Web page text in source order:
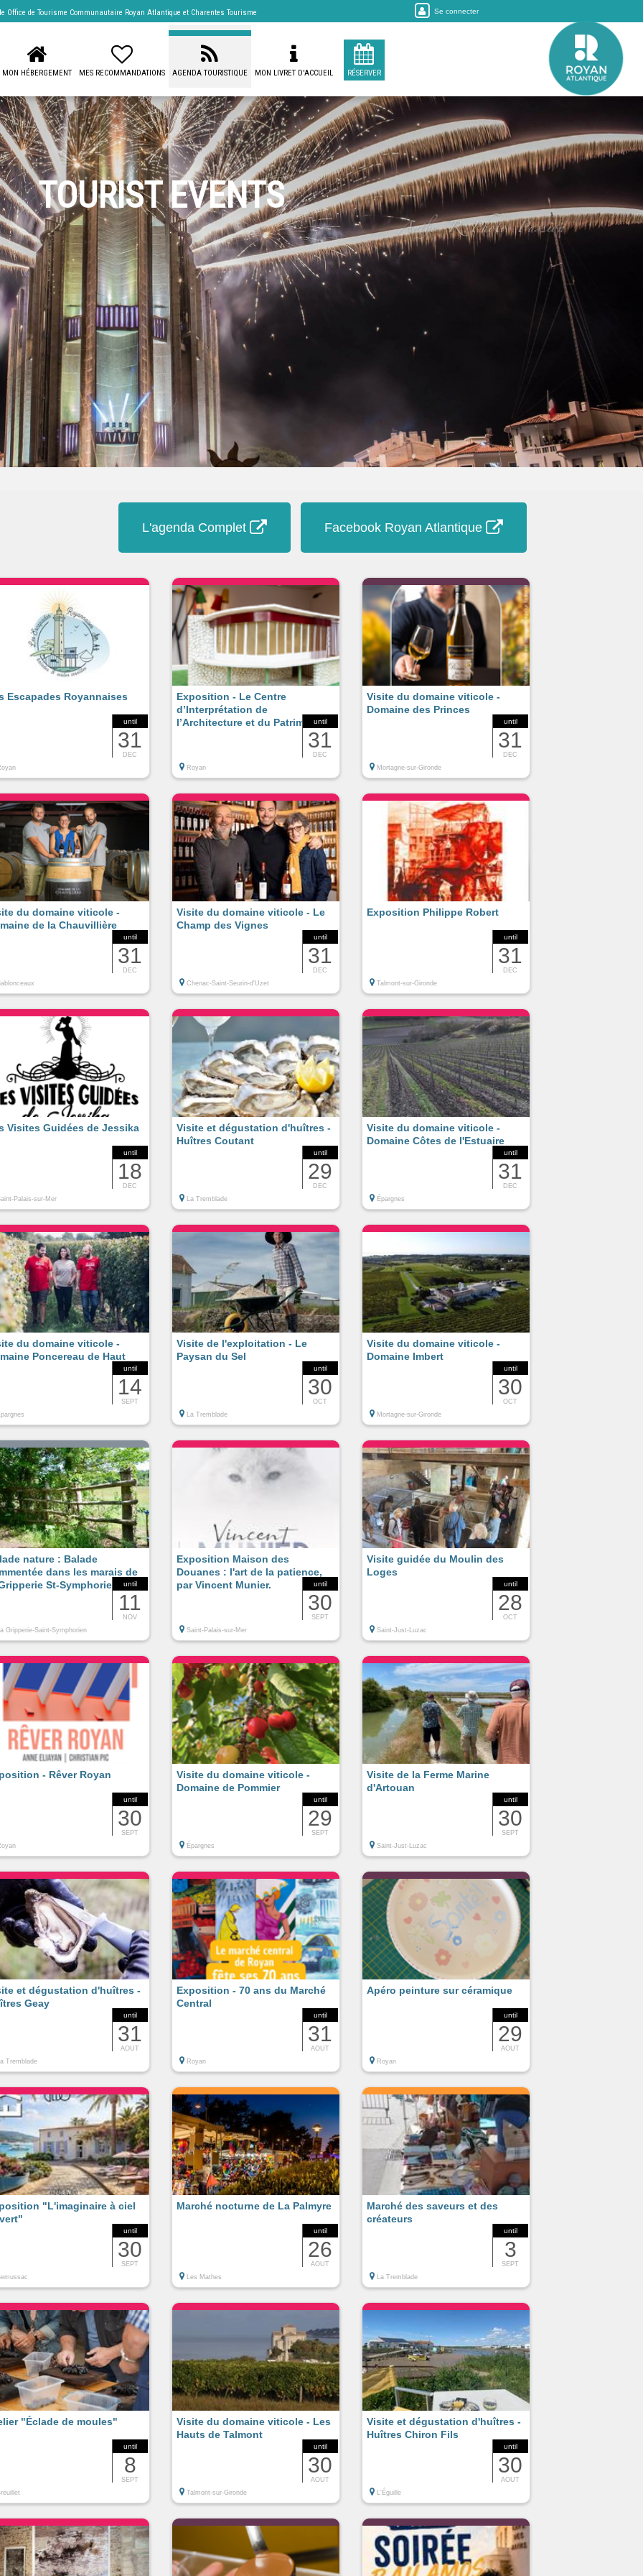
Office de Tourisme Communautaire Royan Atlantique et Charentes Tourisme Se connecter
MON HÉBERGEMENT MES RECOMMANDATIONS AGENDA TOURISTIQUE MON LIVRET D'ACCUEIL RÉSERVER
TOURIST EVENTS
L'agenda Complet Facebook Royan Atlantique
until
31
DEC
Escapades Royannaises
until
31
DEC
Exposition - Le Centre
d’Interprétation de
l’Architecture et du Patrimoine
Royan
until
31
DEC
Visite du domaine viticole -
Domaine des Princes
Mortagne-sur-Gironde
until
31
DEC
du domaine viticole -
de la Chauvillière
until
31
DEC
Visite du domaine viticole - Le
Champ des Vignes
Chenac-Saint-Seurin-d'Uzet
until
31
DEC
Exposition Philippe Robert
Talmont-sur-Gironde
until
18
DEC
Visites Guidées de Jessika
Palais-sur-Mer
until
29
DEC
Visite et dégustation d'huîtres -
Huîtres Coutant
La Tremblade
until
31
DEC
Visite du domaine viticole -
Domaine Côtes de l'Estuaire
Épargnes
until
14
SEPT
du domaine viticole -
Poncereau de Haut
until
30
OCT
Visite de l'exploitation - Le
Paysan du Sel
La Tremblade
until
30
OCT
Visite du domaine viticole -
Domaine Imbert
Mortagne-sur-Gironde
until
11
NOV
nature : Balade
dans les marais de
St-Symphorien
Gripperie-Saint-Symphorien
until
30
SEPT
Exposition Maison des
Douanes : l'art de la patience,
par Vincent Munier.
Saint-Palais-sur-Mer
until
28
OCT
Visite guidée du Moulin des
Loges
Saint-Just-Luzac
until
30
SEPT
- Rêver Royan
until
29
SEPT
Visite du domaine viticole -
Domaine de Pommier
Épargnes
until
30
SEPT
Visite de la Ferme Marine
d'Artouan
Saint-Just-Luzac
until
31
AOUT
et dégustation d'huîtres -
Geay
Tremblade
until
31
AOUT
Exposition - 70 ans du Marché
Central
Royan
until
29
AOUT
Apéro peinture sur céramique
Royan
until
30
SEPT
"L'imaginaire à ciel
until
26
AOUT
Marché nocturne de La Palmyre
Les Mathes
until
3
SEPT
Marché des saveurs et des
créateurs
La Tremblade
until
8
SEPT
"Éclade de moules"
until
30
AOUT
Visite du domaine viticole - Les
Hauts de Talmont
Talmont-sur-Gironde
until
30
AOUT
Visite et dégustation d'huîtres -
Huîtres Chiron Fils
L'Éguille